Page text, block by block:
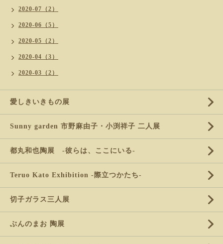
2020-07（2）
2020-06（5）
2020-05（2）
2020-04（3）
2020-03（2）
愛しきいきもの展
Sunny garden 市野麻由子・小渕祥子 二人展
都丸和也陶展 -彼らは、ここにいる-
Teruo Kato Exhibition -際立つかたち-
切子ガラス三人展
ぶんのまお 陶展